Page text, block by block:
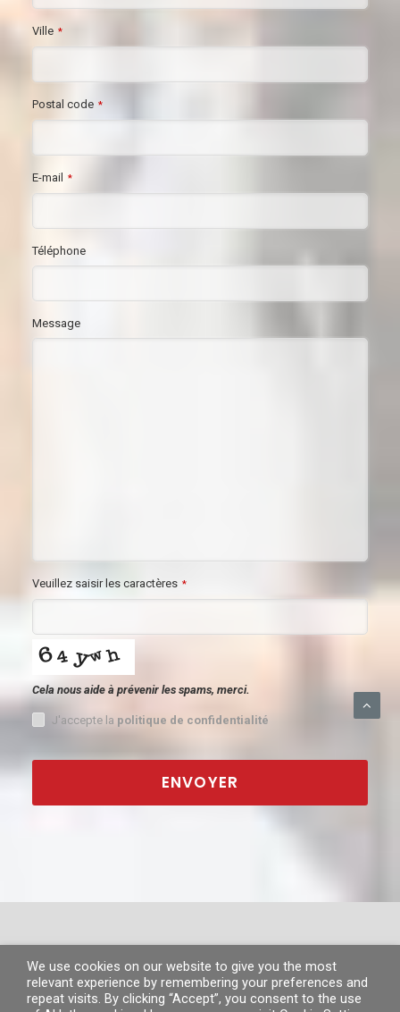
Ville *
Postal code *
E-mail *
Téléphone
Message
Veuillez saisir les caractères *
Cela nous aide à prévenir les spams, merci.
J'accepte la politique de confidentialité
ENVOYER
© MP 2019. Tous droits réservés. |Information légale| Politique de
confidentialité|Politique de cookies
We use cookies on our website to give you the most
relevant experience by remembering your preferences and
repeat visits. By clicking “Accept”, you consent to the use